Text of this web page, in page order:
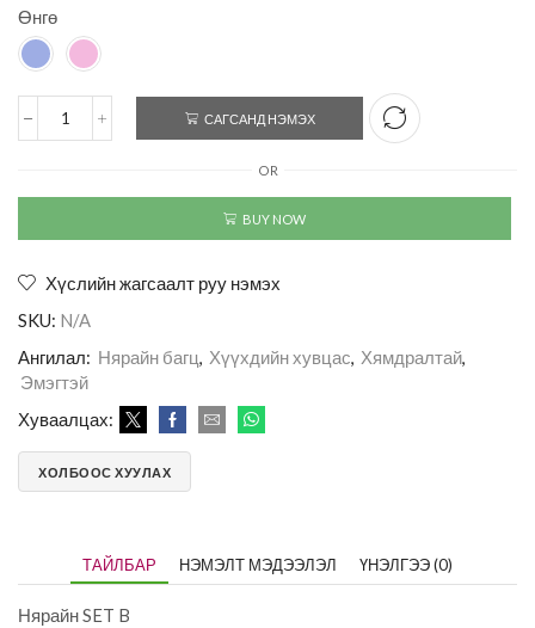
Өнгө
САГСАНД НЭМЭХ
OR
BUY NOW
Хүслийн жагсаалт руу нэмэх
SKU: N/A
Ангилал: Нярайн багц, Хүүхдийн хувцас, Хямдралтай,
Эмэгтэй
Хуваалцах:
ХОЛБООС ХУУЛАХ
ТАЙЛБАР НЭМЭЛТ МЭДЭЭЛЭЛ ҮНЭЛГЭЭ (0)
Нярайн SET B